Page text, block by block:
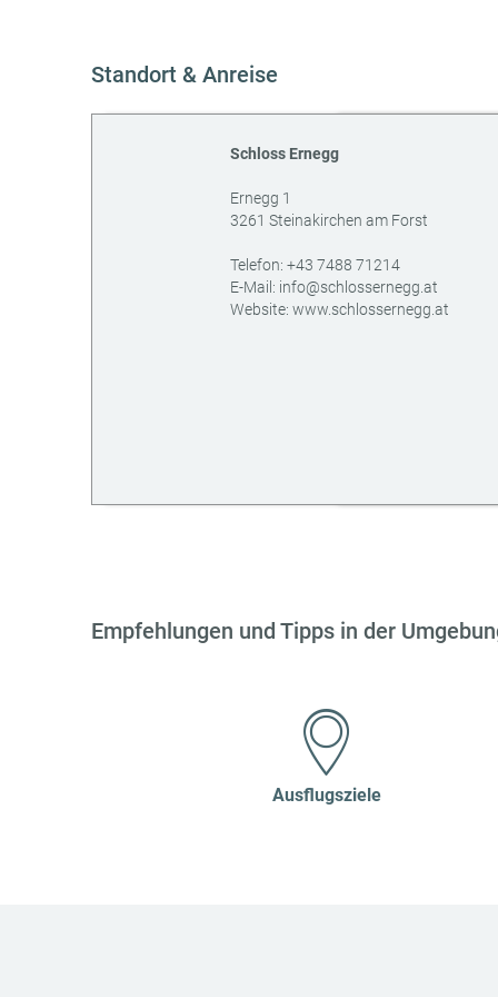
Standort & Anreise
Schloss Ernegg
Ernegg 1
3261 Steinakirchen am Forst
Telefon: +43 7488 71214
E-Mail: info@schlossernegg.at
Website: www.schlossernegg.at
Empfehlungen und Tipps in der
Ausflugsziele